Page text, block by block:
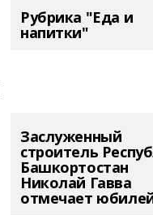
Рубрика "Еда и
напитки"
Заслуженный
строитель
Башкортостан
Николай Гавва
отмечает